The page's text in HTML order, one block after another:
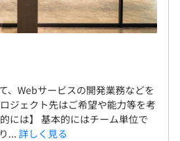
、Webサービスの開発業務などを
ジェクト先はご希望や能力等を考
には】 基本的にはチーム単位で
... 詳しく見る